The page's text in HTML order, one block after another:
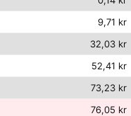
9,71 kr
32,03 kr
52,41 kr
73,23 kr
76,05 kr